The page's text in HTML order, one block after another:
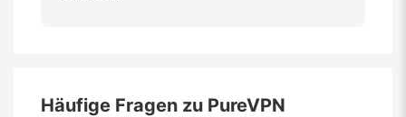
Häufige Fragen zu PureVPN